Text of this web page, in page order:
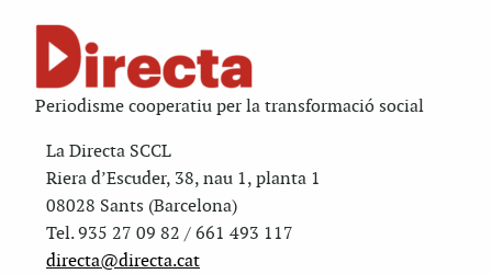
Periodisme cooperatiu per la transformació social
La Directa SCCL
Riera d’Escuder, 38, nau 1, planta 1
08028 Sants (Barcelona)
Tel. 935 27 09 82 / 661 493 117
directa@directa.cat